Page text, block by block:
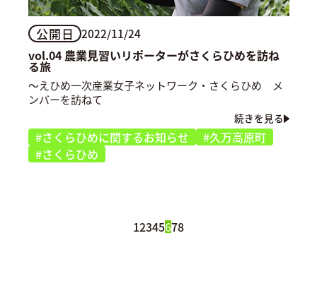
公開日 2022/11/24
vol.04 農業見習いリポーターがさくらひめを訪ね
る旅
〜えひめ一次産業女子ネットワーク・さくらひめ メ
ンバーを訪ねて
続きを見る
#さくらひめに関するお知らせ
#久万高原町
#さくらひめ
12345678